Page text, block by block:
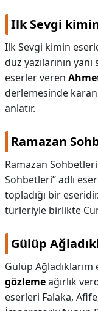
Ilk Sevgi
Ilk Sevgi kimin
düz yazılarının
eserler veren
derlemesinde
anlatır.
Ramazan
Ramazan
Sohbetleri” adlı
topladığı bir
türleriyle birlikte
Gülüp
Gülüp
gözlemeağırlık
eserleri Falaka,